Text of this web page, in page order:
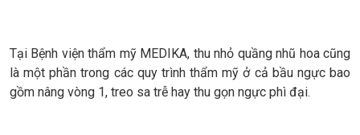
Tại Bệnh viện thẩm mỹ MEDIKA, thu nhỏ quầng nhũ hoa cũng
là một phần trong các quy trình thẩm mỹ ở cả bầu ngực bao
gồm nâng vòng 1, treo sa trễ hay thu gọn ngực phì đại.